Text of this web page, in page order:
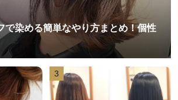
で染める簡単なやり方まとめ！個性
3